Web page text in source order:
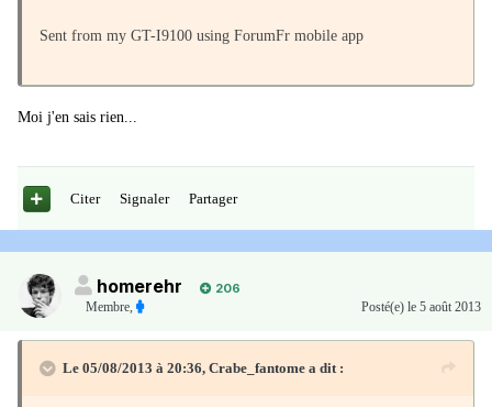
Sent from my GT-I9100 using ForumFr mobile app
Moi j'en sais rien...
Citer Signaler Partager
homerehr
206
Membre, Posté(e) le 5 août 2013
Le 05/08/2013 à 20:36, Crabe_fantome a dit :